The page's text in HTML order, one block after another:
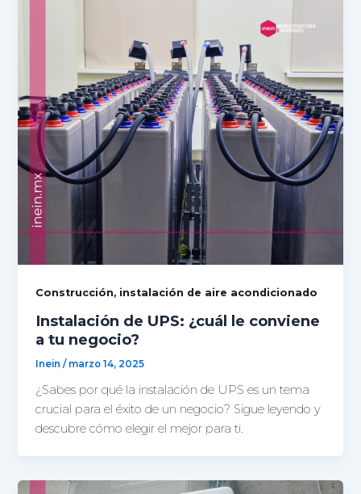
Construcción, instalación de aire acondicionado
Instalación de UPS: ¿cuál le conviene
a tu negocio?
Inein/ marzo 14, 2025
¿Sabes por qué la instalación de UPS es un tema
crucial para el éxito de un negocio? Sigue leyendo y
descubre cómo elegir el mejor para ti.